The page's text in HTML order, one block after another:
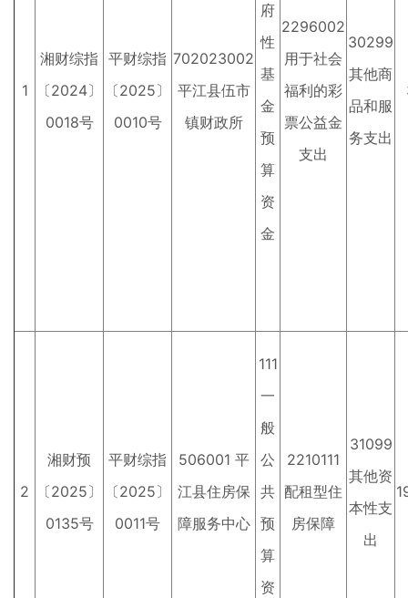
1
湘财综指
〔2024〕
0018号
平财综指
〔2025〕
0010号
702023002
平江县伍市
镇财政所
府
性
基
金
预
算
资
金
2296002
用于社会
福利的彩
票公益金
支出
30299
其他商
品和服
务支出
2
湘财预
〔2025〕
0135号
平财综指
〔2025〕
0011号
506001 平
江县住房保
障服务中心
111
一
般
公
共
预
算
资
2210111
配租型住
房保障
31099
其他资
本性支
出